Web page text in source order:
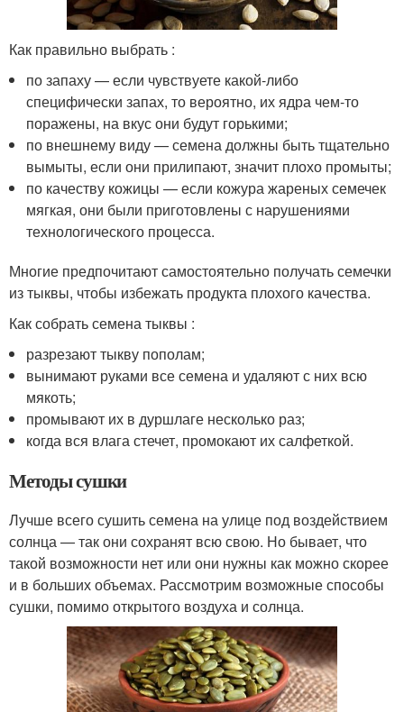
Как правильно выбрать :
по запаху — если чувствуете какой-либо
специфически запах, то вероятно, их ядра чем-то
поражены, на вкус они будут горькими;
по внешнему виду — семена должны быть тщательно
вымыты, если они прилипают, значит плохо промыты;
по качеству кожицы — если кожура жареных семечек
мягкая, они были приготовлены с нарушениями
технологического процесса.
Многие предпочитают самостоятельно получать семечки
из тыквы, чтобы избежать продукта плохого качества.
Как собрать семена тыквы :
разрезают тыкву пополам;
вынимают руками все семена и удаляют с них всю
мякоть;
промывают их в дуршлаге несколько раз;
когда вся влага стечет, промокают их салфеткой.
Методы сушки
Лучше всего сушить семена на улице под воздействием
солнца — так они сохранят всю свою. Но бывает, что
такой возможности нет или они нужны как можно скорее
и в больших объемах. Рассмотрим возможные способы
сушки, помимо открытого воздуха и солнца.